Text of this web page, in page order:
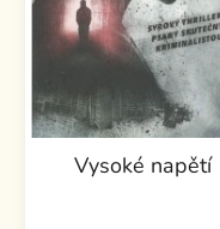
Vysoké napětí